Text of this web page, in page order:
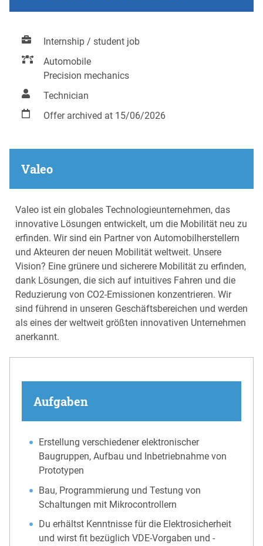
Internship / student job
Automobile
Precision mechanics
Technician
Offer archived at 15/06/2026
Valeo
Valeo ist ein globales Technologieunternehmen, das
innovative Lösungen entwickelt, um die Mobilität neu zu
erfinden. Wir sind ein Partner von Automobilherstellern
und Akteuren der neuen Mobilität weltweit. Unsere
Vision? Eine grünere und sicherere Mobilität zu erfinden,
dank Lösungen, die sich auf intuitives Fahren und die
Reduzierung von CO2-Emissionen konzentrieren. Wir
sind führend in unseren Geschäftsbereichen und werden
als eines der weltweit größten innovativen Unternehmen
anerkannt.
Aufgaben
Erstellung verschiedener elektronischer
Baugruppen, Aufbau und Inbetriebnahme von
Prototypen
Bau, Programmierung und Testung von
Schaltungen mit Mikrocontrollern
Du erhältst Kenntnisse für die Elektrosicherheit
und wirst fit bezüglich VDE-Vorgaben und -